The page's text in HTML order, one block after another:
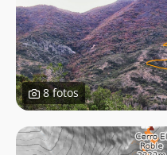
8 fotos